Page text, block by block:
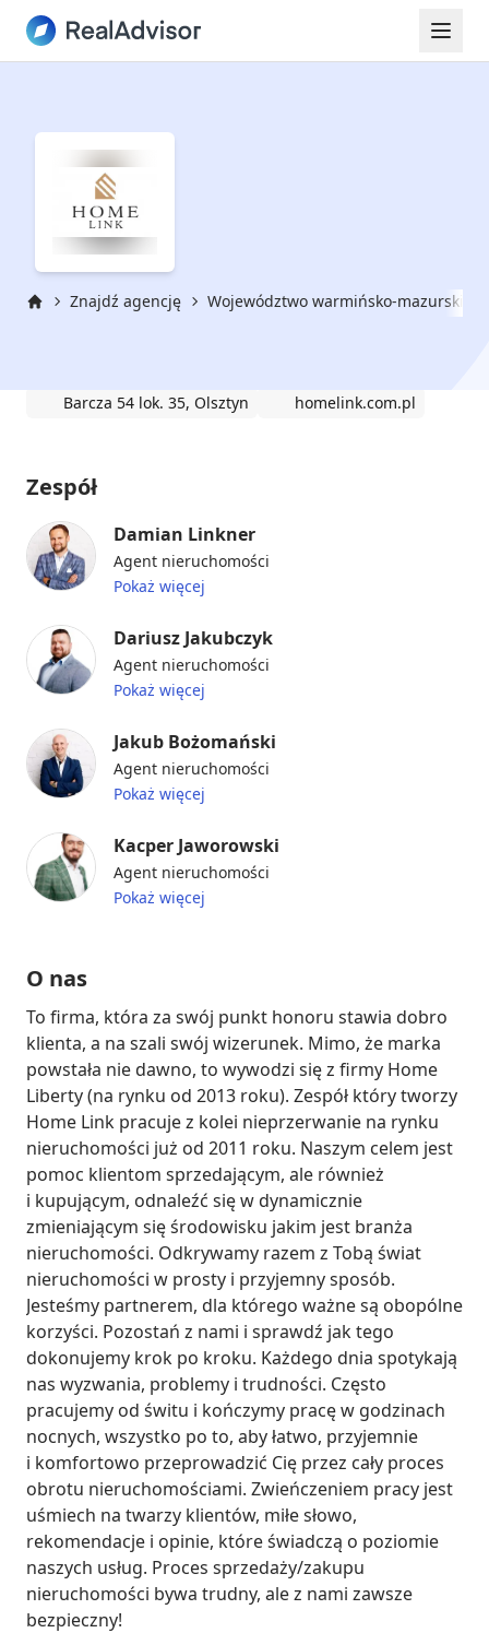
Znajdź agencję Województwo warmińsko-mazurskie
Barcza 54 lok. 35, Olsztyn homelink.com.pl
Zespół
Damian Linkner
Agent nieruchomości
Pokaż więcej
Dariusz Jakubczyk
Agent nieruchomości
Pokaż więcej
Jakub Bożomański
Agent nieruchomości
Pokaż więcej
Kacper Jaworowski
Agent nieruchomości
Pokaż więcej
O nas
To firma, która za swój punkt honoru stawia dobro
klienta, a na szali swój wizerunek. Mimo, że marka
powstała nie dawno, to wywodzi się z firmy Home
Liberty (na rynku od 2013 roku). Zespół który tworzy
Home Link pracuje z kolei nieprzerwanie na rynku
nieruchomości już od 2011 roku. Naszym celem jest
pomoc klientom sprzedającym, ale również
i kupującym, odnaleźć się w dynamicznie
zmieniającym się środowisku jakim jest branża
nieruchomości. Odkrywamy razem z Tobą świat
nieruchomości w prosty i przyjemny sposób.
Jesteśmy partnerem, dla którego ważne są obopólne
korzyści. Pozostań z nami i sprawdź jak tego
dokonujemy krok po kroku. Każdego dnia spotykają
nas wyzwania, problemy i trudności. Często
pracujemy od świtu i kończymy pracę w godzinach
nocnych, wszystko po to, aby łatwo, przyjemnie
i komfortowo przeprowadzić Cię przez cały proces
obrotu nieruchomościami. Zwieńczeniem pracy jest
uśmiech na twarzy klientów, miłe słowo,
rekomendacje i opinie, które świadczą o poziomie
naszych usług. Proces sprzedaży/zakupu
nieruchomości bywa trudny, ale z nami zawsze
bezpieczny!